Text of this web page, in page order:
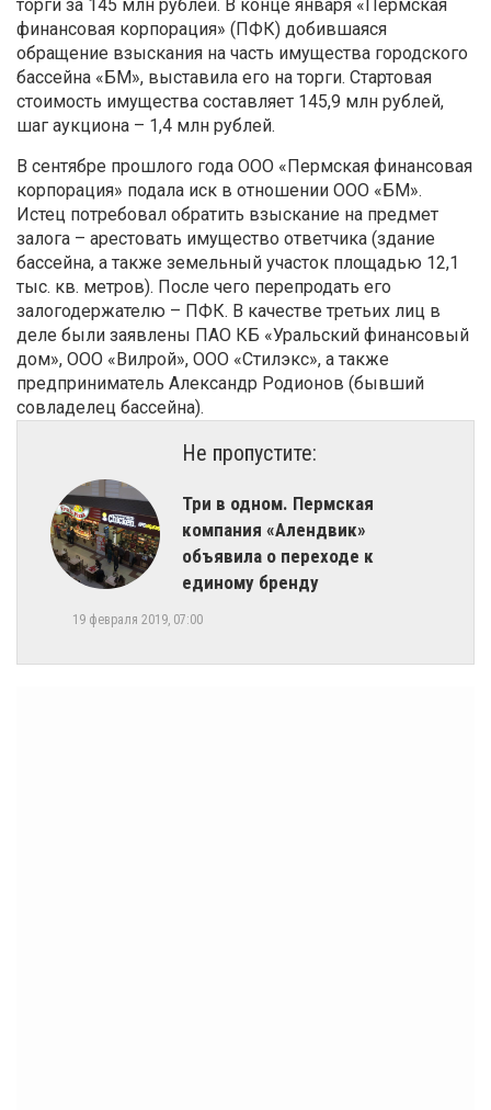
торги за 145 млн рублей. В конце января «Пермская
финансовая корпорация» (ПФК) добившаяся
обращение взыскания на часть имущества городского
бассейна «БМ», выставила его на торги. Стартовая
стоимость имущества составляет 145,9 млн рублей,
шаг аукциона – 1,4 млн рублей.
В сентябре прошлого года ООО «Пермская финансовая
корпорация» подала иск в отношении ООО «БМ».
Истец потребовал обратить взыскание на предмет
залога – арестовать имущество ответчика (здание
бассейна, а также земельный участок площадью 12,1
тыс. кв. метров). После чего перепродать его
залогодержателю – ПФК. В качестве третьих лиц в
деле были заявлены ПАО КБ «Уральский финансовый
дом», ООО «Вилрой», ООО «Стилэкс», а также
предприниматель Александр Родионов (бывший
совладелец бассейна).
Не пропустите:
​Три в одном. Пермская
компания «Алендвик»
объявила о переходе к
единому бренду
19 февраля 2019, 07:00